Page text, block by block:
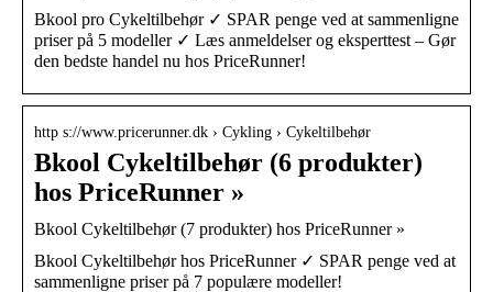
Bkool pro Cykeltilbehør ✓ SPAR penge ved at sammenligne
priser på 5 modeller ✓ Læs anmeldelser og eksperttest – Gør
den bedste handel nu hos PriceRunner!
http s://www.pricerunner.dk › Cykling › Cykeltilbehør
Bkool Cykeltilbehør (6 produkter)
hos PriceRunner »
Bkool Cykeltilbehør (7 produkter) hos PriceRunner »
Bkool Cykeltilbehør hos PriceRunner ✓ SPAR penge ved at
sammenligne priser på 7 populære modeller!